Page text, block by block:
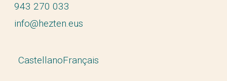
943 270 033
info@hezten.eus
CastellanoFrançais